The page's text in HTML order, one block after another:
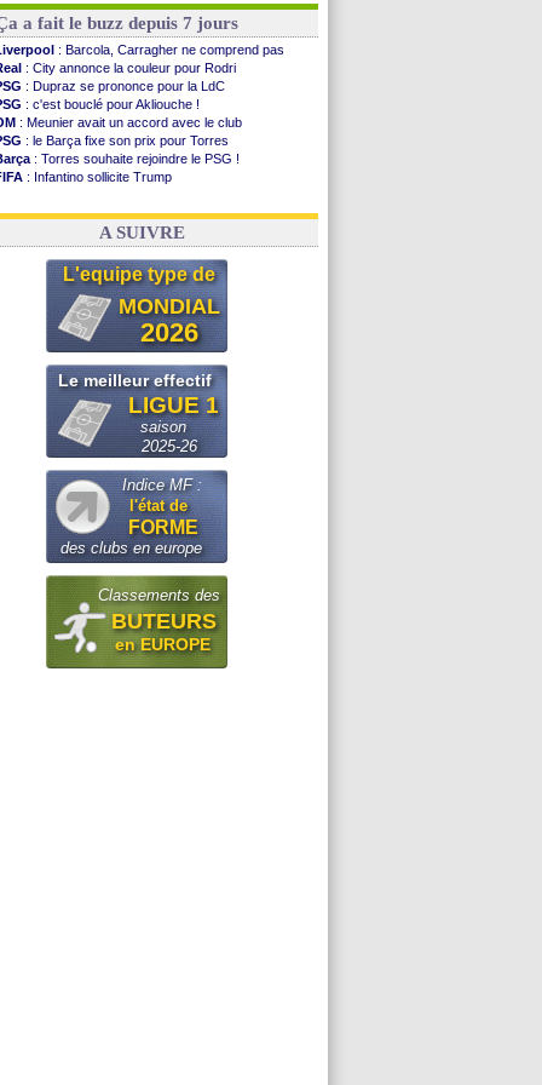
a fait le buzz depuis 7 jours
: Barcola, Carragher ne comprend pas
: City annonce la couleur pour Rodri
: Dupraz se prononce pour la LdC
: c'est bouclé pour Akliouche !
: Meunier avait un accord avec le club
: le Barça fixe son prix pour Torres
: Torres souhaite rejoindre le PSG !
: Infantino sollicite Trump
: le démenti de Leipzig pour Diomandé
A SUIVRE
L'equipe type de
MONDIAL
2026
Le meilleur effectif
LIGUE 1
saison
2025-26
Indice MF :
l'état de
FORME
des clubs en europe
Classements des
BUTEURS
en EUROPE